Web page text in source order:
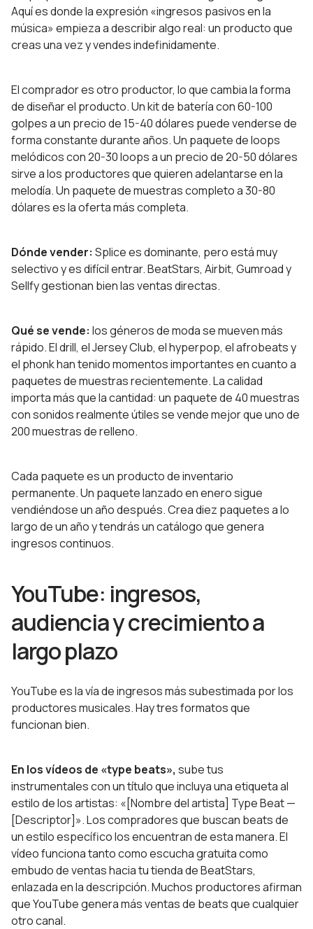
Aquí es donde la expresión «ingresos pasivos en la
música» empieza a describir algo real: un producto que
creas una vez y vendes indefinidamente.
El comprador es otro productor, lo que cambia la forma
de diseñar el producto. Un kit de batería con 60-100
golpes a un precio de 15-40 dólares puede venderse de
forma constante durante años. Un paquete de loops
melódicos con 20-30 loops a un precio de 20-50 dólares
sirve a los productores que quieren adelantarse en la
melodía. Un paquete de muestras completo a 30-80
dólares es la oferta más completa.
Dónde vender: Splice es dominante, pero está muy
selectivo y es difícil entrar. BeatStars, Airbit, Gumroad y
Sellfy gestionan bien las ventas directas.
Qué se vende: los géneros de moda se mueven más
rápido. El drill, el Jersey Club, el hyperpop, el afrobeats y
el phonk han tenido momentos importantes en cuanto a
paquetes de muestras recientemente. La calidad
importa más que la cantidad: un paquete de 40 muestras
con sonidos realmente útiles se vende mejor que uno de
200 muestras de relleno.
Cada paquete es un producto de inventario
permanente. Un paquete lanzado en enero sigue
vendiéndose un año después. Crea diez paquetes a lo
largo de un año y tendrás un catálogo que genera
ingresos continuos.
YouTube: ingresos,
audiencia y crecimiento a
largo plazo
YouTube es la vía de ingresos más subestimada por los
productores musicales. Hay tres formatos que
funcionan bien.
En los vídeos de «type beats», sube tus
instrumentales con un título que incluya una etiqueta al
estilo de los artistas: «[Nombre del artista] Type Beat —
[Descriptor]». Los compradores que buscan beats de
un estilo específico los encuentran de esta manera. El
vídeo funciona tanto como escucha gratuita como
embudo de ventas hacia tu tienda de BeatStars,
enlazada en la descripción. Muchos productores afirman
que YouTube genera más ventas de beats que cualquier
otro canal.